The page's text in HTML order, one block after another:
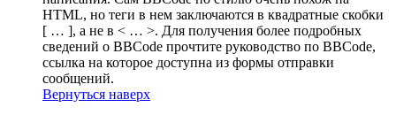
HTML, но теги в нем заключаются в квадратные скобки
[ … ], а не в < … >. Для получения более подробных
сведений о BBCode прочтите руководство по BBCode,
ссылка на которое доступна из формы отправки
сообщений.
Вернуться наверх